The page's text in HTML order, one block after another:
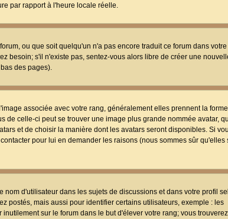
par rapport à l'heure locale réelle.
ou que soit quelqu'un n'a pas encore traduit ce forum dans votre
besoin; s'il n'existe pas, sentez-vous alors libre de créer une
des pages).
associée avec votre rang, généralement elles prennent la forme
de celle-ci peut se trouver une image plus grande nommée avatar,
et de choisir la manière dont les avatars seront disponibles. Si
pour lui en demander les raisons (nous sommes sûr qu'elles
d'utilisateur dans les sujets de discussions et dans votre profil
postés, mais aussi pour identifier certains utilisateurs, exemple : les
sur le forum dans le but d'élever votre rang; vous trouverez